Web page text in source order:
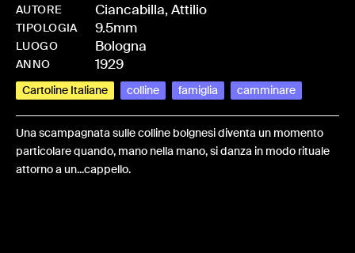
AUTORE Ciancabilla, Attilio
TIPOLOGIA 9.5mm
LUOGO Bologna
ANNO 1929
Cartoline Italiane colline famiglia camminare
Una scampagnata sulle colline bolgnesi diventa un momento
particolare quando, mano nella mano, si danza in modo rituale
attorno a un...cappello.